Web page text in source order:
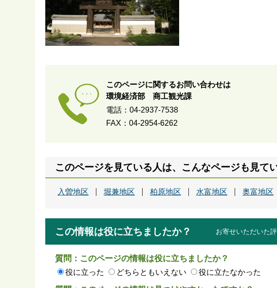
このページに関するお問い合わせは
環境経済部 商工観光課
電話：04-2937-7538
FAX：04-2954-6262
このページを見ている人は、こんなページも見て
入曽地区 堀兼地区 柏原地区 水富地区 奥富地区
この情報は役に立ちましたか？ お寄せいただいた
質問：このページの情報は役に立ちましたか？
役に立った どちらともいえない 役に立たなかった